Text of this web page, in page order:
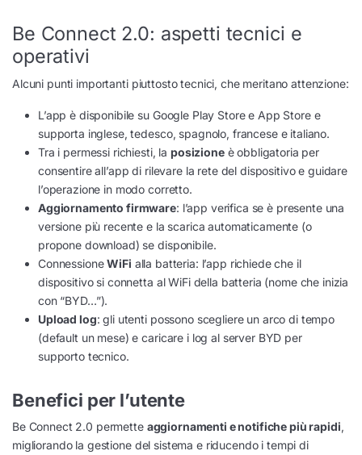
Be Connect 2.0: aspetti tecnici e
operativi
Alcuni punti importanti piuttosto tecnici, che meritano attenzione:
L’app è disponibile su Google Play Store e App Store e
supporta inglese, tedesco, spagnolo, francese e italiano.
Tra i permessi richiesti, la posizioneè obbligatoria per
consentire all’app di rilevare la rete del dispositivo e guidare
l’operazione in modo corretto.
Aggiornamento firmware: l’app verifica se è presente una
versione più recente e la scarica automaticamente (o
propone download) se disponibile.
ConnessioneWiFi alla batteria: l’app richiede che il
dispositivo si connetta al WiFi della batteria (nome che inizia
con “BYD…”).
Upload log: gli utenti possono scegliere un arco di tempo
(default un mese) e caricare i log al server BYD per
supporto tecnico.
Benefici per l’utente
Be Connect 2.0 permette aggiornamenti e notifiche più rapidi,
migliorando la gestione del sistema e riducendo i tempi di